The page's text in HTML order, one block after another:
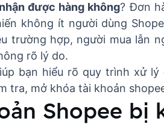
được hàng không? Đơn
không ít người dùng
trường hợp, người mua lẫn
rõ lý do.
bạn hiểu rõ quy trình xử
tra, mở khóa tài khoản
Shopee bị